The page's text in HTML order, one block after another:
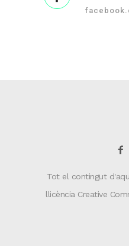
Tot el contingut
llicència Creative